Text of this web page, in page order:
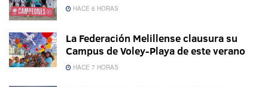
HACE 6 HORAS
La Federación Melillense clausura su
Campus de Voley-Playa de este verano
HACE 7 HORAS